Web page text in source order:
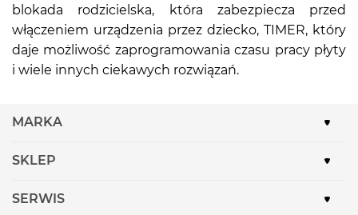
blokada rodzicielska, która zabezpiecza przed
włączeniem urządzenia przez dziecko, TIMER, który
daje możliwość zaprogramowania czasu pracy płyty
i wiele innych ciekawych rozwiązań.
MARKA
SKLEP
SERWIS